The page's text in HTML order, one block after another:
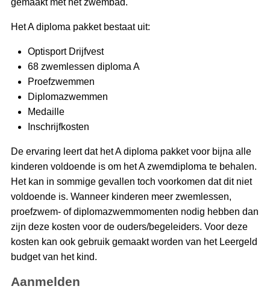
gemaakt met het zwembad.
Het A diploma pakket bestaat uit:
Optisport Drijfvest
68 zwemlessen diploma A
Proefzwemmen
Diplomazwemmen
Medaille
Inschrijfkosten
De ervaring leert dat het A diploma pakket voor bijna alle
kinderen voldoende is om het A zwemdiploma te behalen.
Het kan in sommige gevallen toch voorkomen dat dit niet
voldoende is. Wanneer kinderen meer zwemlessen,
proefzwem- of diplomazwemmomenten nodig hebben dan
zijn deze kosten voor de ouders/begeleiders. Voor deze
kosten kan ook gebruik gemaakt worden van het Leergeld
budget van het kind.
Aanmelden